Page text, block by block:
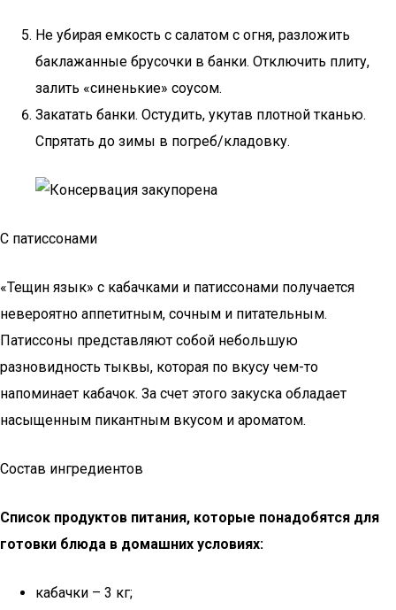
Не убирая емкость с салатом с огня, разложить
баклажанные брусочки в банки. Отключить плиту,
залить «синенькие» соусом.
Закатать банки. Остудить, укутав плотной тканью.
Спрятать до зимы в погреб/кладовку.
С патиссонами
«Тещин язык» с кабачками и патиссонами получается
невероятно аппетитным, сочным и питательным.
Патиссоны представляют собой небольшую
разновидность тыквы, которая по вкусу чем-то
напоминает кабачок. За счет этого закуска обладает
насыщенным пикантным вкусом и ароматом.
Состав ингредиентов
Список продуктов питания, которые понадобятся для
готовки блюда в домашних условиях:
кабачки – 3 кг;